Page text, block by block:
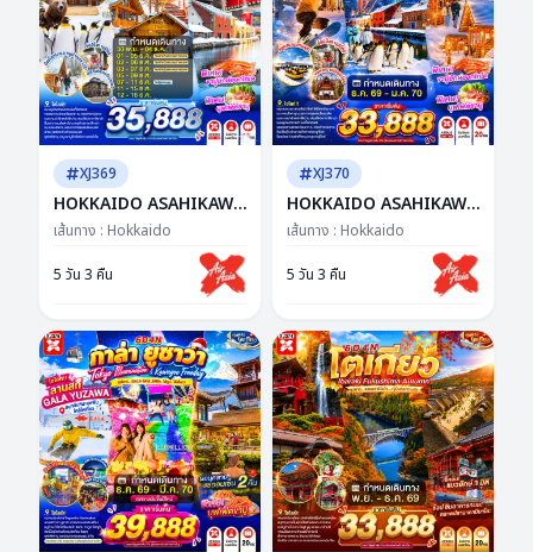
XJ369
HOKKAIDO ASAHIKAWA
OTARU WINTER 5D 3N
BY XJ -- NOV - DEC'26 --
ซุปตาร์...ฮอกไกโด ฟีล
เทพนิยาย...ใจละลายทั้งทริป
เส้นทาง : Hokkaido
5 วัน 3 คืน
XJ370
HOKKAIDO ASAHIKAWA
OTARU SNOW 5D 3N BY
XJ -- DEC'26 - JAN'27 --
ซุปตาร์...Winter
Wonderland หิมะไม่พัก
เส้นทาง : Hokkaido
5 วัน 3 คืน